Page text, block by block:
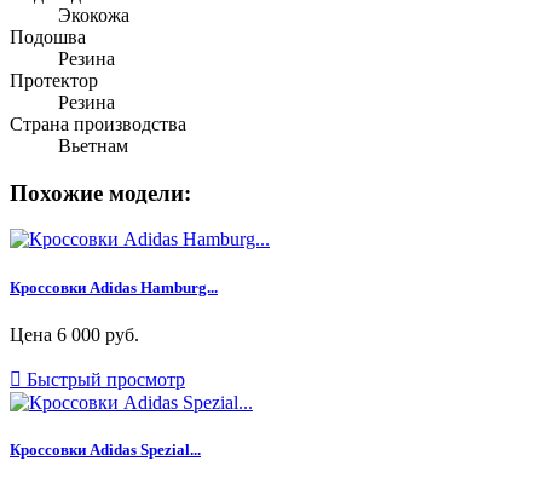
Экокожа
Подошва
Резина
Протектор
Резина
Страна производства
Вьетнам
Похожие модели:
Кроссовки Adidas Hamburg...
Цена 6 000 руб.
 Быстрый просмотр
Кроссовки Adidas Spezial...